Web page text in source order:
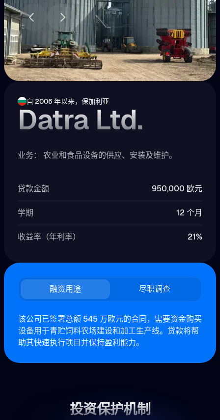
自 2006 年以来，保加利亚
Datra Ltd.
业务： 农业和食品设备的供应、安装及维护。
贷款金额 950,000 欧元
学期 12 个月
收益率（年利率） 21%
融资用途 尽职调查
该公司已签署总额 545 万欧元的合同，需要资金购买
设备用于青贮饲料农场建设和加工生产线。贷款将帮
助其快速执行项目并保持盈利能力。
投资保护机制